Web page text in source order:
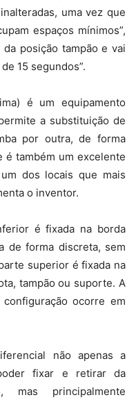
uma vez que
espaços mínimos”,
posição tampão e vai
15 segundos”.
é um equipamento
a substituição de
por outra, de forma
é também um excelente
dos locais que mais
o inventor.
é fixada na borda
de forma discreta, sem
superior é fixada na
tampão ou suporte. A
ocorre em
não apenas a
fixar e retirar da
mas principalmente